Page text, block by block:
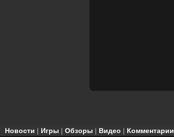
Новости | Игры | Обзоры | Видео | Комментарии